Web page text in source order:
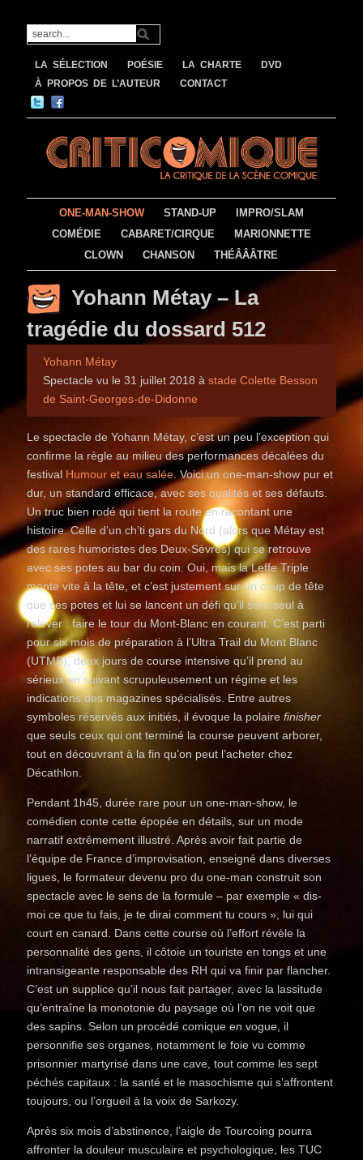
LA SÉLECTION POÉSIE LA CHARTE
DVD
À PROPOS DE L’AUTEUR
CONTACT
ONE-MAN-SHOW STAND-UP
IMPRO/SLAM
COMÉDIE
CABARET/CIRQUE
MARIONNETTE
CLOWN
CHANSON THÉÂÂÂTRE
Yohann Métay – La
tragédie du dossard 512
Yohann Métay
Spectacle vu le 31 juillet 2018 àstade Colette Besson
de Saint-Georges-de-Didonne
Le spectacle de Yohann Métay, c’est un peu l’exception qui
confirme la règle au milieu des performances décalées du
festival Humour et eau salée . Voici un one-man-show pur et
dur, un standard efficace, avec ses qualités et ses défauts.
Un truc bien rodé qui tient la route en racontant une
histoire. Celle d’un ch’ti gars du Nord (alors que Métay est
des rares humoristes des Deux-Sèvres) qui se retrouve
avec ses potes au bar du coin. Oui, mais la Leffe Triple
monte vite à la tête, et c’est justement sur un coup de tête
que ses potes et lui se lancent un défi qu’il sera seul à
relever : faire le tour du Mont-Blanc en courant. C’est parti
pour six mois de préparation à l’Ultra Trail du Mont Blanc
(UTMB), deux jours de course intensive qu’il prend au
sérieux en suivant scrupuleusement un régime et les
indications des magazines spécialisés. Entre autres
symboles réservés aux initiés, il évoque la polairefinisher
que seuls ceux qui ont terminé la course peuvent arborer,
tout en découvrant à la fin qu’on peut l’acheter chez
Décathlon.
Pendant 1h45, durée rare pour un one-man-show, le
comédien conte cette épopée en détails, sur un mode
narratif extrêmement illustré. Après avoir fait partie de
l’équipe de France d’improvisation, enseigné dans diverses
ligues, le formateur devenu pro du one-man construit son
spectacle avec le sens de la formule – par exemple « dis-
moi ce que tu fais, je te dirai comment tu cours », lui qui
court en canard. Dans cette course où l’effort révèle la
personnalité des gens, il côtoie un touriste en tongs et une
intransigeante responsable des RH qui va finir par flancher.
C’est un supplice qu’il nous fait partager, avec la lassitude
qu’entraîne la monotonie du paysage où l’on ne voit que
des sapins. Selon un procédé comique en vogue, il
personnifie ses organes, notamment le foie vu comme
prisonnier martyrisé dans une cave, tout comme les sept
péchés capitaux : la santé et le masochisme qui s’affrontent
toujours, ou l’orgueil à la voix de Sarkozy.
Après six mois d’abstinence, l’aigle de Tourcoing pourra
affronter la douleur musculaire et psychologique, les TUC